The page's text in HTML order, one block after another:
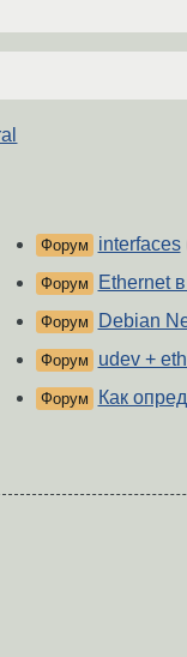
Форум interfaces
Форум Ethernet
Форум Debian
Форум udev +
Форум Как